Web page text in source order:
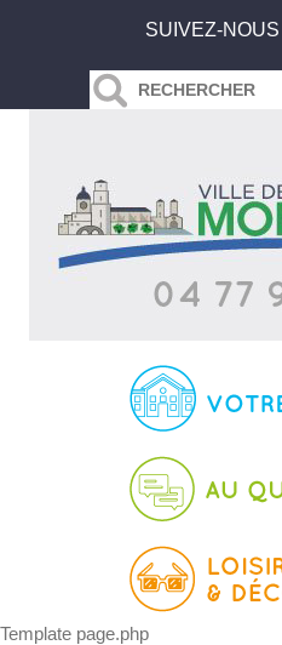
SUIVEZ-
Template page.php